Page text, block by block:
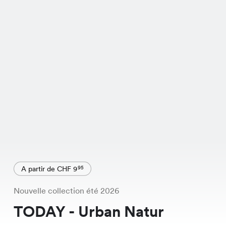
A partir de CHF 995
Nouvelle collection été 2026
TODAY - Urban Natur